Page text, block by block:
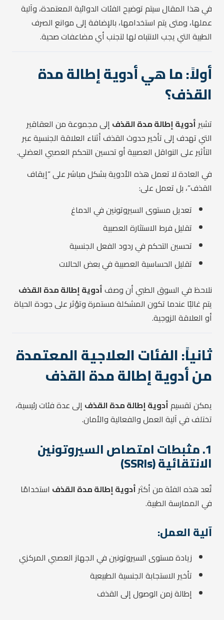
في هذا المقال سيتم توضيح الفئات الدوائية المعتمدة، وآلية
عملها، ومتى يتم استخدامها، بالإضافة إلى موانع الصرف
الطبية التي يجب الانتباه لها لتجنب أي مضاعفات صحية.
أولاً: ما هي أدوية إطالة مدة
القذف؟
تشير أدوية إطالة مدة القذف إلى مجموعة من العقاقير
التي تهدف إلى تأخير حدوث القذف أثناء العلاقة الجنسية عبر
التأثير على النواقل العصبية أو تحسين التحكم العصبي العضلي.
في العادة لا تعمل هذه الأدوية بشكل مباشر على “إيقاف
القذف”، بل تعمل على:
تعديل مستوى السيروتونين في الدماغ
تقليل فرط الاستثارة العصبية
تحسين التحكم في ردود الفعل الجنسية
تقليل الحساسية العصبية في بعض الحالات
نلاحظ في السوق الطبي أن وصفأدوية إطالة مدة القذف
يتم غالبًا عندما تكون المشكلة مستمرة وتؤثر على جودة الحياة
أو العلاقة الزوجية.
ثانياً: الفئات العلاجية المعتمدة
من أدوية إطالة مدة القذف
يمكن تقسيمأدوية إطالة مدة القذف إلى عدة فئات رئيسية،
تختلف في آلية العمل والفعالية والأمان.
1. مثبطات امتصاص السيروتونين
الانتقائية (SSRIs)
تُعد هذه الفئة من أكثر أدوية إطالة مدة القذف استخدامًا
في الممارسة الطبية.
آلية العمل:
زيادة مستوى السيروتونين في الجهاز العصبي المركزي
تأخير الاستجابة الجنسية الطبيعية
إطالة زمن الوصول إلى القذف